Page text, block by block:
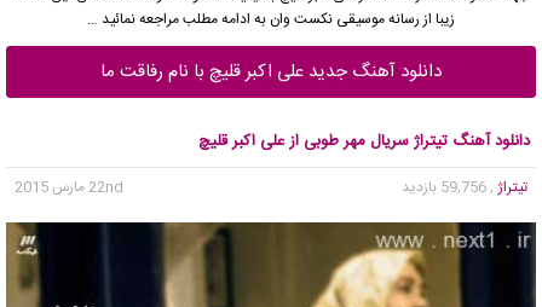
زیبا از رسانه موسیقی نکست وان به ادامه مطلب مراجعه نمائید …
دانلود آهنگ جدید علی اکبر قلیچ با نام رفاقت ما
دانلود آهنگ تیتراژ سریال مهر طوبی از علی اکبر قلیچ
تیتراژ , 59,756 بازدید 22nd مارس 2015